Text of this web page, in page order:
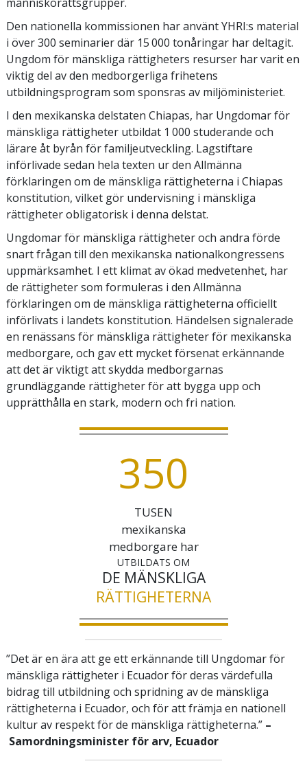
Den nationella kommissionen har använt YHRI:s material
i över 300 seminarier där 15 000 tonåringar har deltagit.
Ungdom för mänskliga rättigheters resurser har varit en
viktig del av den medborgerliga frihetens
utbildningsprogram som sponsras av miljöministeriet.
I den mexikanska delstaten Chiapas, har Ungdomar för
mänskliga rättigheter utbildat 1 000 studerande och
lärare åt byrån för familje­utveckling. Lagstiftare
införlivade sedan hela texten ur den Allmänna
förklaringen om de mänskliga rättigheterna i Chiapas
konstitution, vilket gör undervisning i mänskliga
rättigheter obligatorisk i denna delstat.
Ungdomar för mänskliga rättigheter och andra förde
snart frågan till den mexikanska nationalkongressens
uppmärksamhet. I ett klimat av ökad medvetenhet, har
de rättigheter som formuleras i den Allmänna
förklaringen om de mänskliga rättigheterna officiellt
införlivats i landets konstitution. Händelsen signalerade
en renässans för mänskliga rättigheter för mexikanska
medborgare, och gav ett mycket försenat erkännande
att det är viktigt att skydda medborgarnas
grundläggande rättigheter för att bygga upp och
upprätthålla en stark, modern och fri nation.
350
TUSEN
mexikanska
medborgare har
UTBILDATS OM
DE MÄNSKLIGA
RÄTTIGHETERNA
”Det är en ära att ge ett erkännande till Ungdomar för
mänskliga rättigheter i Ecuador för deras värdefulla
bidrag till utbildning och spridning av de mänskliga
rättigheterna i Ecuador, och för att främja en nationell
kultur av respekt för de mänskliga rättigheterna.” –
Samordningsminister för arv, Ecuador